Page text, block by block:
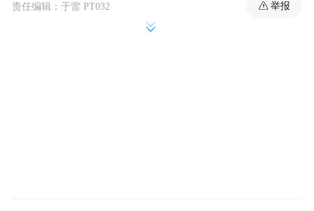
责任编辑：于雷 PT032 举报